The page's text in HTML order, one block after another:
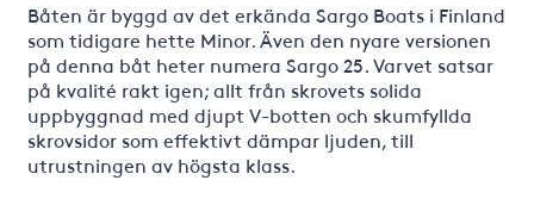
Båten är byggd av det erkända Sargo Boats i Finland
som tidigare hette Minor. Även den nyare versionen
på denna båt heter numera Sargo 25. Varvet satsar
på kvalité rakt igen; allt från skrovets solida
uppbyggnad med djupt V-botten och skumfyllda
skrovsidor som effektivt dämpar ljuden, till
utrustningen av högsta klass.